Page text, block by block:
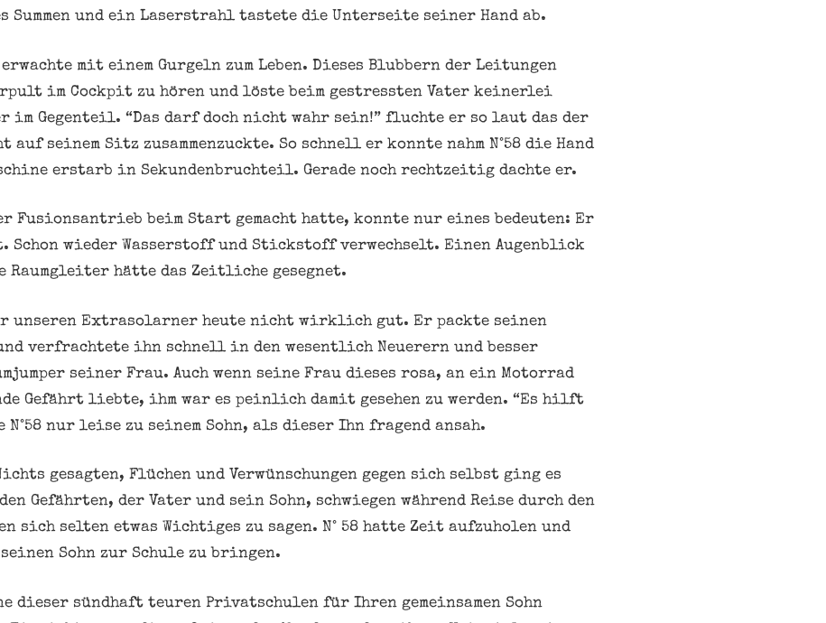
Summen und ein Laserstrahl tastete die Unterseite seiner Hand ab.
mit einem Gurgeln zum Leben. Dieses Blubbern der Leitungen
im Cockpit zu hören und löste beim gestressten Vater keinerlei
im Gegenteil. “Das darf doch nicht wahr sein!” fluchte er so laut das der
auf seinem Sitz zusammenzuckte. So schnell er konnte nahm N°58 die Hand
erstarb in Sekundenbruchteil. Gerade noch rechtzeitig dachte er.
Fusionsantrieb beim Start gemacht hatte, konnte nur eines bedeuten: Er
Schon wieder Wasserstoff und Stickstoff verwechselt. Einen Augenblick
Raumgleiter hätte das Zeitliche gesegnet.
unseren Extrasolarner heute nicht wirklich gut. Er packte seinen
und verfrachtete ihn schnell in den wesentlich Neuerern und besser
seiner Frau. Auch wenn seine Frau dieses rosa, an ein Motorrad
Gefährt liebte, ihm war es peinlich damit gesehen zu werden. “Es hilft
N°58 nur leise zu seinem Sohn, als dieser Ihn fragend ansah.
gesagten, Flüchen und Verwünschungen gegen sich selbst ging es
Gefährten, der Vater und sein Sohn, schwiegen während Reise durch den
sich selten etwas Wichtiges zu sagen. N° 58 hatte Zeit aufzuholen und
Sohn zur Schule zu bringen.
dieser sündhaft teuren Privatschulen für Ihren gemeinsamen Sohn